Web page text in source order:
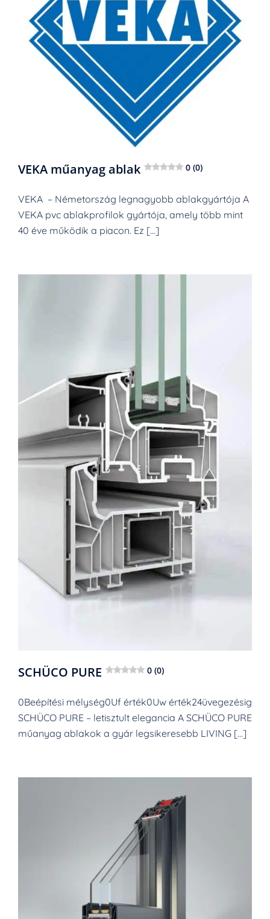
VEKA műanyag ablak 0 (0)
VEKA – Németország legnagyobb ablakgyártója A
VEKA pvc ablakprofilok gyártója, amely több mint
40 éve működik a piacon. Ez […]
SCHÜCO PURE 0 (0)
0Beépítési mélység0Uf érték0Uw érték24üvegezésig
SCHÜCO PURE – letisztult elegancia A SCHÜCO PURE
műanyag ablakok a gyár legsikeresebb LIVING […]